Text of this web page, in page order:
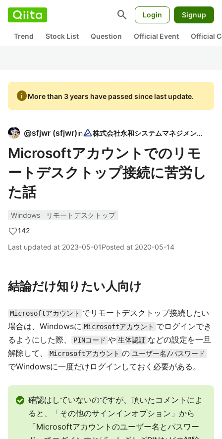
search Login Signup
Trend Stock List Question Official Event Official
infoMore than 3 years have passed since last update.
@sfjwr (sfjwr)in 株式会社永和システムマネジメント
Microsoftアカウントでのリモ
ートデスクトップ接続に苦労し
た話
Windows
リモートデスクトップ
142
Last updated at 2023-05-01Posted at 2020-05-14
結論だけ知りたい人向け
Microsoftアカウント でリモートデスクトップ接続したい
場合は、Windowsに Microsoftアカウント でログインでき
るようにした際、
PINコード や 生体認証 などの設定を一旦
解除して、
Microsoftアカウント の ユーザー名/パスワード
でWindowsに一度だけログインしておく必要がある。
確認はしていないのですが、頂いたコメントによ
ると、「その他のサインインオプション」から
「Microsoftアカウントのユーザー名とパスワー